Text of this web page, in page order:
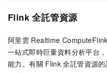
Flink 全託管資源
阿里雲 Realtime ComputeFlink
一站式即時巨量資料分析平台
能力。有關 Flink 全託管資源